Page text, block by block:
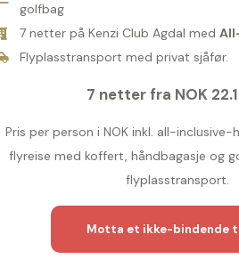
golfbag
7 netter på Kenzi Club Agdal med
Flyplasstransport med privat sjåfør.
7 netter fra NOK
Pris per person i NOK inkl. all-
flyreise med koffert, håndbagasje og
flyplasstransport.
Motta et ikke-bindende